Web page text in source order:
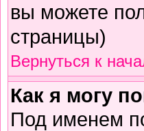
вы можете
страницы)
Вернуться к
Как я могу
Под именем